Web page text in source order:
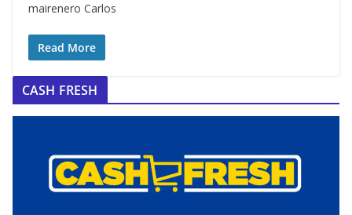
mairenero Carlos
Read More
CASH FRESH